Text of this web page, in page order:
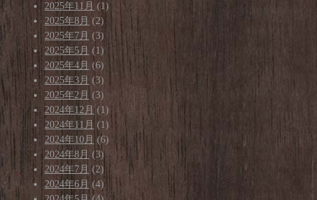
2025年11月 (1)
2025年8月 (2)
2025年7月 (3)
2025年5月 (1)
2025年4月 (6)
2025年3月 (3)
2025年2月 (3)
2024年12月 (1)
2024年11月 (1)
2024年10月 (6)
2024年8月 (3)
2024年7月 (2)
2024年6月 (4)